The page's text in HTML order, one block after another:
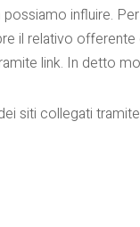
influire.
il relativo
link. In detto
collegati